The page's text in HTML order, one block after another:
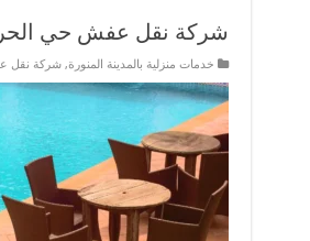
شركة نقل عفش حي الحرة
خدمات منزلية بالمدينة المنورة,شركة نقل